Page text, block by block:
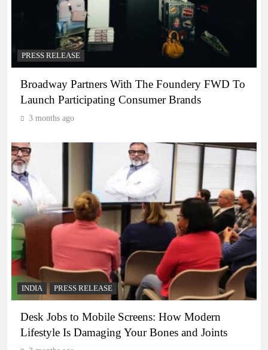
PRESS RELEASE
Broadway Partners With The Foundery FWD To
Launch Participating Consumer Brands
3 months ago
INDIA PRESS RELEASE
Desk Jobs to Mobile Screens: How Modern
Lifestyle Is Damaging Your Bones and Joints